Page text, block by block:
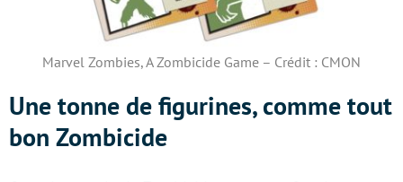
Marvel Zombies, A Zombicide Game – Crédit : CMON
Une tonne de figurines, comme tout
bon Zombicide